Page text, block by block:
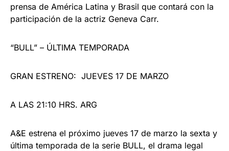
prensa de América Latina y Brasil que contará con la
participación de la actriz Geneva Carr.
“BULL” – ÚLTIMA TEMPORADA
GRAN ESTRENO: JUEVES 17 DE MARZO
A LAS 21:10 HRS. ARG
A&E estrena el próximo jueves 17 de marzo la sexta y
última temporada de la serie BULL, el drama legal